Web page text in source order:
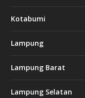
Kotabumi
Lampung
Lampung Barat
Lampung Selatan